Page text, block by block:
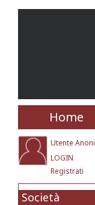
Home
Utente
LOGIN
Registrati
Società